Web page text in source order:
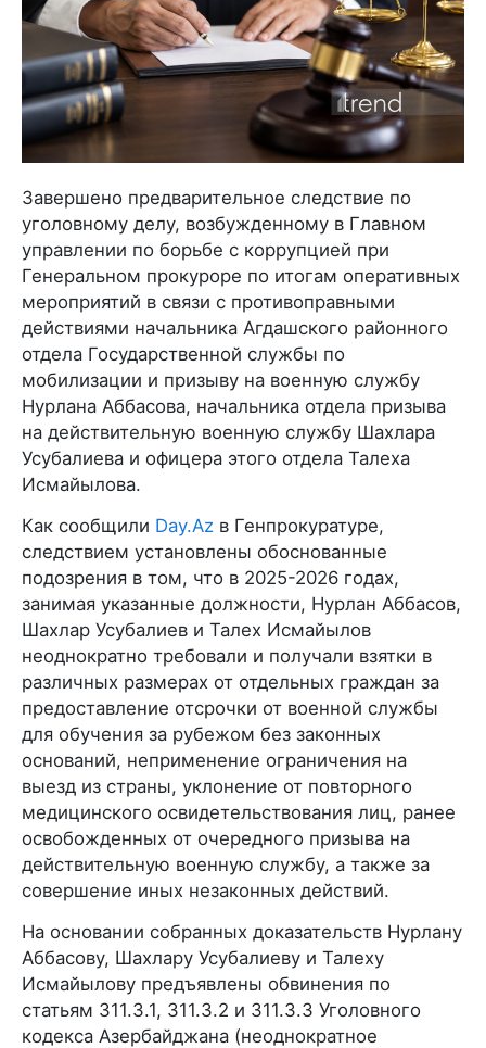
Завершено предварительное следствие по
уголовному делу, возбужденному в Главном
управлении по борьбе с коррупцией при
Генеральном прокуроре по итогам оперативных
мероприятий в связи с противоправными
действиями начальника Агдашского районного
отдела Государственной службы по
мобилизации и призыву на военную службу
Нурлана Аббасова, начальника отдела призыва
на действительную военную службу Шахлара
Усубалиева и офицера этого отдела Талеха
Исмайылова.
Как сообщили Day.Az в Генпрокуратуре,
следствием установлены обоснованные
подозрения в том, что в 2025-2026 годах,
занимая указанные должности, Нурлан Аббасов,
Шахлар Усубалиев и Талех Исмайылов
неоднократно требовали и получали взятки в
различных размерах от отдельных граждан за
предоставление отсрочки от военной службы
для обучения за рубежом без законных
оснований, неприменение ограничения на
выезд из страны, уклонение от повторного
медицинского освидетельствования лиц, ранее
освобожденных от очередного призыва на
действительную военную службу, а также за
совершение иных незаконных действий.
На основании собранных доказательств Нурлану
Аббасову, Шахлару Усубалиеву и Талеху
Исмайылову предъявлены обвинения по
статьям 311.3.1, 311.3.2 и 311.3.3 Уголовного
кодекса Азербайджана (неоднократное